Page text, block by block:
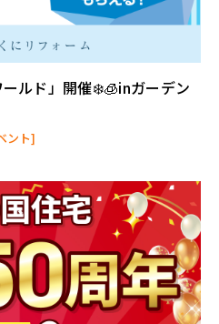
ルド」開催❄️🧊inガーデン
ント]